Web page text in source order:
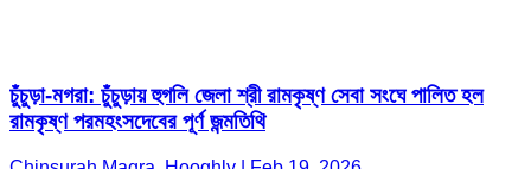
চুঁচুড়া-মগরা: চুঁচুড়ায় হুগলি জেলা শ্রী রামকৃষ্ণ সেবা সংঘে পালিত হল
রামকৃষ্ণ পরমহংসদেবের পূর্ণ জন্মতিথি